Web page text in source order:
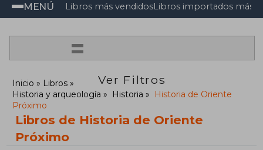
MENÚ Libros más vendidosLibros importados más
=
Ver Filtros
Inicio
Libros
Historia y arqueología
Historia
Historia de Oriente
Próximo
Libros de Historia de Oriente
Próximo